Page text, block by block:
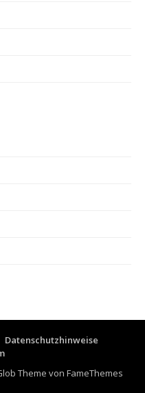
Datenschutzhinweise
Theme von FameThemes